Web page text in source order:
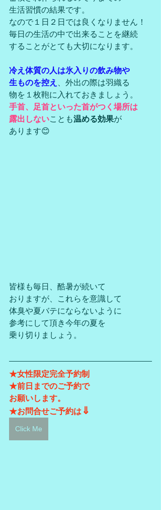
生活習慣の結果です。
なので１日２日では良くなりません！
毎日の生活の中で出来ることを継続
することがとても大切になります。
冷え体質の人は氷入りの飲み物や
生ものを控え
、外出の際は羽織る
物を１枚鞄に入れておきましょう。
手首、足首といった首がつく場所は
露出しないことも温める効果が
あります😊
皆様も毎日、酷暑が続いて
おりますが、これらを意識して
体臭や夏バテにならないように
参考にして頂き今年の夏を
乗り切りましょう。
★女性限定完全予約制
★前日までのご予約で
お願いします。
★お問合せご予約は ⇓
Click Me